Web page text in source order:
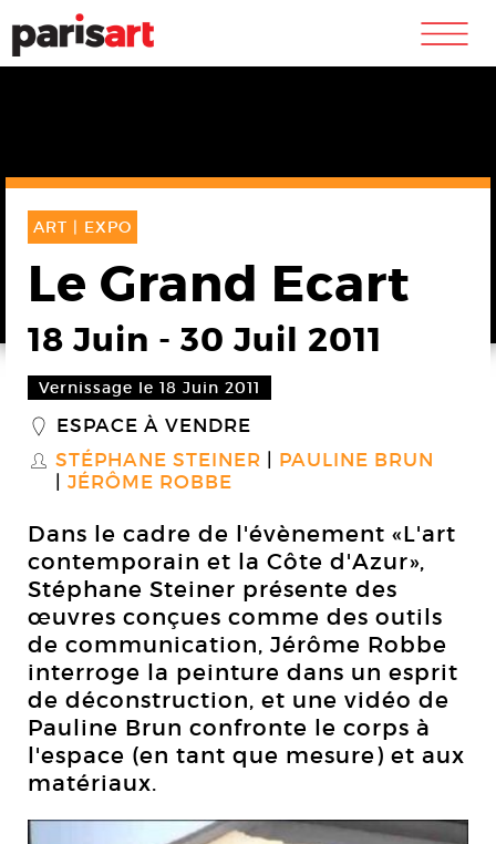
m
ART | EXPO
Le Grand Ecart
18 Juin - 30 Juil 2011
Vernissage le 18 Juin 2011
_ ESPACE À VENDRE
S STÉPHANE STEINER
PAULINE BRUN
JÉRÔME ROBBE
Dans le cadre de l'évènement «L'art
contemporain et la Côte d'Azur»,
Stéphane Steiner présente des
œuvres conçues comme des outils
de communication, Jérôme Robbe
interroge la peinture dans un esprit
de déconstruction, et une vidéo de
Pauline Brun confronte le corps à
l'espace (en tant que mesure) et aux
matériaux.